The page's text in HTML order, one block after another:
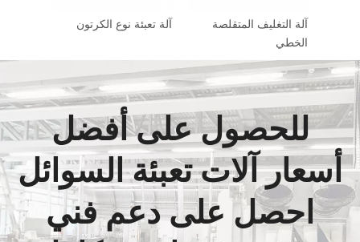
آلة تعبئة نوع الكرتون
آلة التغليف المتقلصة
الخطي
للحصول على أفضل
أسعار آلات تعبئة السوائل
احصل على دعم فني